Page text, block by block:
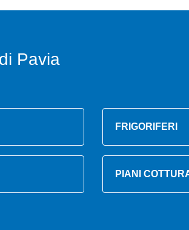
Pavia
FRIGORIFERI
PIANI